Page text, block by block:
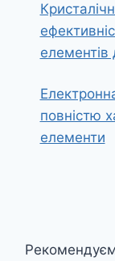
елементів
повністю
елементи